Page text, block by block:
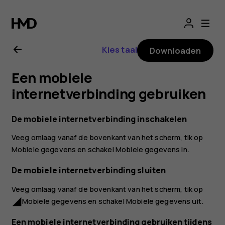
voor
Nokia
6.2
Kies taal Downloaden
Een mobiele
internetverbinding gebruiken
De mobiele internetverbinding inschakelen
Veeg omlaag vanaf de bovenkant van het scherm, tik op
Mobiele gegevens en schakel Mobiele gegevens in.
De mobiele internetverbinding sluiten
Veeg omlaag vanaf de bovenkant van het scherm, tik op
network_cellMobiele gegevens en schakel Mobiele gegevens uit.
Een mobiele internetverbinding gebruiken tijdens